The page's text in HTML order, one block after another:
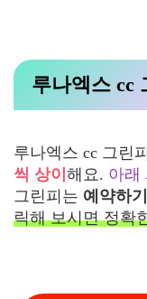
루나엑스 cc
루나엑스 cc 그린
씩 상이 해요. 아래
그린피는 예약하기
릭해 보시면 정확